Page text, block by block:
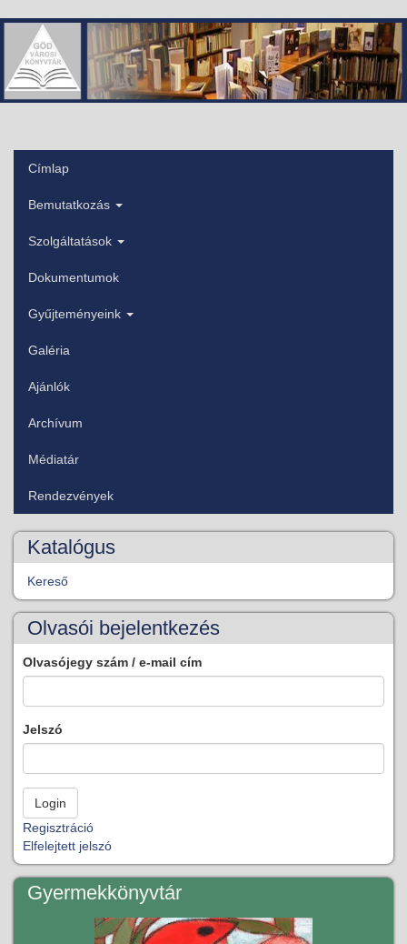
Ugrás
tartalomra
Főmenü
Címlap
Bemutatkozás
Szolgáltatások
Dokumentumok
Gyűjteményeink
Galéria
Ajánlók
Archívum
Médiatár
Rendezvények
Katalógus
Kereső
Olvasói bejelentkezés
Olvasójegy szám / e-mail cím
Jelszó
Regisztráció
Elfelejtett jelszó
Gyermekkönyvtár